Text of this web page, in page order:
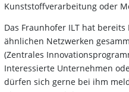
Kunststoffverarbeitung oder
Das Fraunhofer ILT hat
ähnlichen Netzwerken
(Zentrales
Interessierte Unternehmen
dürfen sich gerne bei ihm